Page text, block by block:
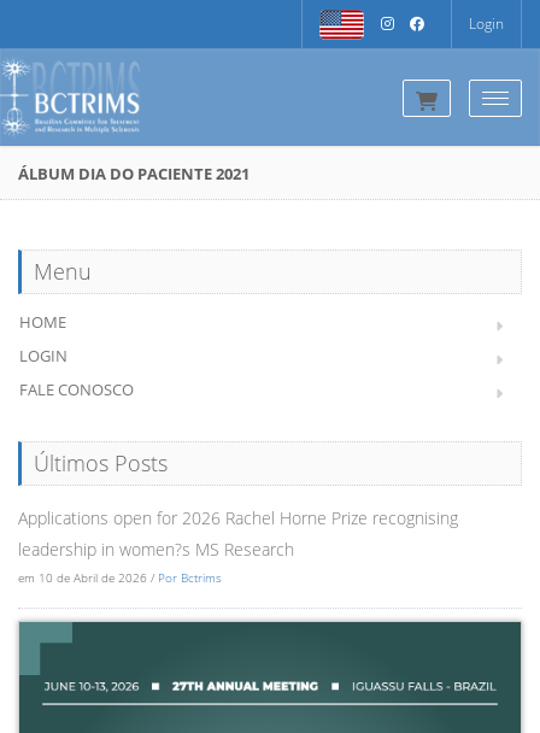
Login
ÁLBUM DIA DO PACIENTE 2021
Menu
HOME
LOGIN
FALE CONOSCO
Últimos Posts
Applications open for 2026 Rachel Horne Prize recognising
leadership in women?s MS Research
em 10 de Abril de 2026 / Por Bctrims